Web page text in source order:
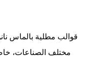
قوالب مطلية بالماس
مختلف الصناعات،